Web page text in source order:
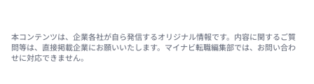
本コンテンツは、企業各社が自ら発信するオリジナル情報です。内容に関するご質
問等は、直接掲載企業にお願いいたします。マイナビ転職編集部では、お問い合わ
せに対応できません。